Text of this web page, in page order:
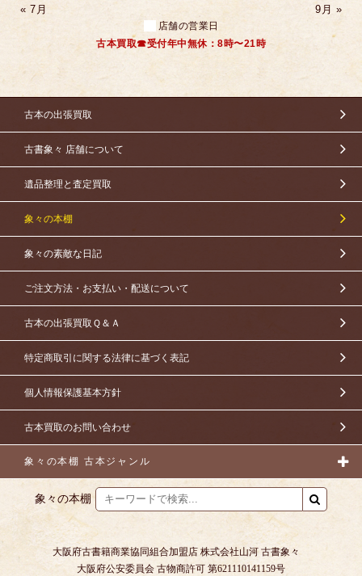
« 7月
9月 »
店舗の営業日
古本買取☎受付年中無休：8時〜21時
古本の出張買取
古書象々 店舗について
遺品整理と査定買取
象々の本棚
象々の素敵な日記
ご注文方法・お支払い・配送について
古本の出張買取Ｑ＆Ａ
特定商取引に関する法律に基づく表記
個人情報保護基本方針
古本買取のお問い合わせ
象々の本棚 古本ジャンル
象々の本棚
大阪府古書籍商業協同組合加盟店 株式会社山河 古書象々
大阪府公安委員会 古物商許可 第621110141159号